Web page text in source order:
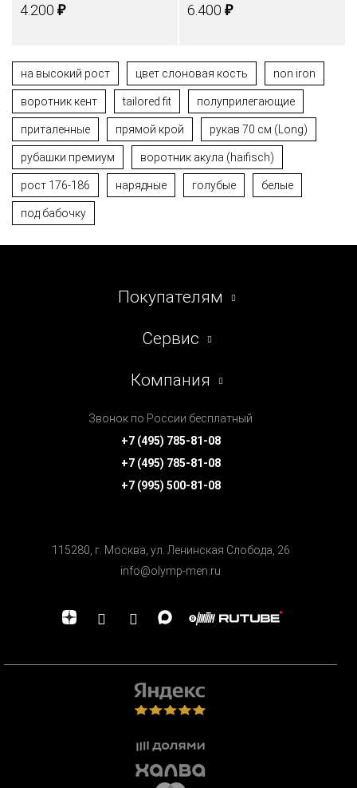
4.200 ₽ 6.400 ₽
на высокий рост цвет слоновая кость non iron
воротник кент tailored fit полуприлегающие
приталенные прямой крой рукав 70 см (Long)
рубашки премиум воротник акула (haifisch)
рост 176-186 нарядные голубые белые
под бабочку
Покупателям
Сервис
Компания
Звонок по России бесплатный
+7 (495) 785-81-08
+7 (495) 785-81-08
+7 (995) 500-81-08
115280, г. Москва, ул. Ленинская Cлобода, 26
info@olymp-men.ru